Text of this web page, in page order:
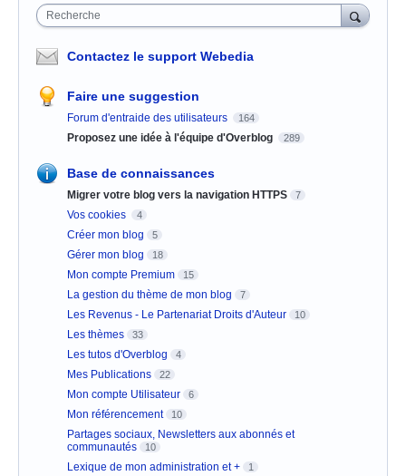
Recherche
Contactez le support Webedia
Faire une suggestion
Forum d'entraide des utilisateurs 164
Proposez une idée à l'équipe d'Overblog 289
Base de connaissances
Migrer votre blog vers la navigation HTTPS 7
Vos cookies 4
Créer mon blog 5
Gérer mon blog 18
Mon compte Premium 15
La gestion du thème de mon blog 7
Les Revenus - Le Partenariat Droits d'Auteur 10
Les thèmes 33
Les tutos d'Overblog 4
Mes Publications 22
Mon compte Utilisateur 6
Mon référencement 10
Partages sociaux, Newsletters aux abonnés et
communautés
10
Lexique de mon administration et + 1